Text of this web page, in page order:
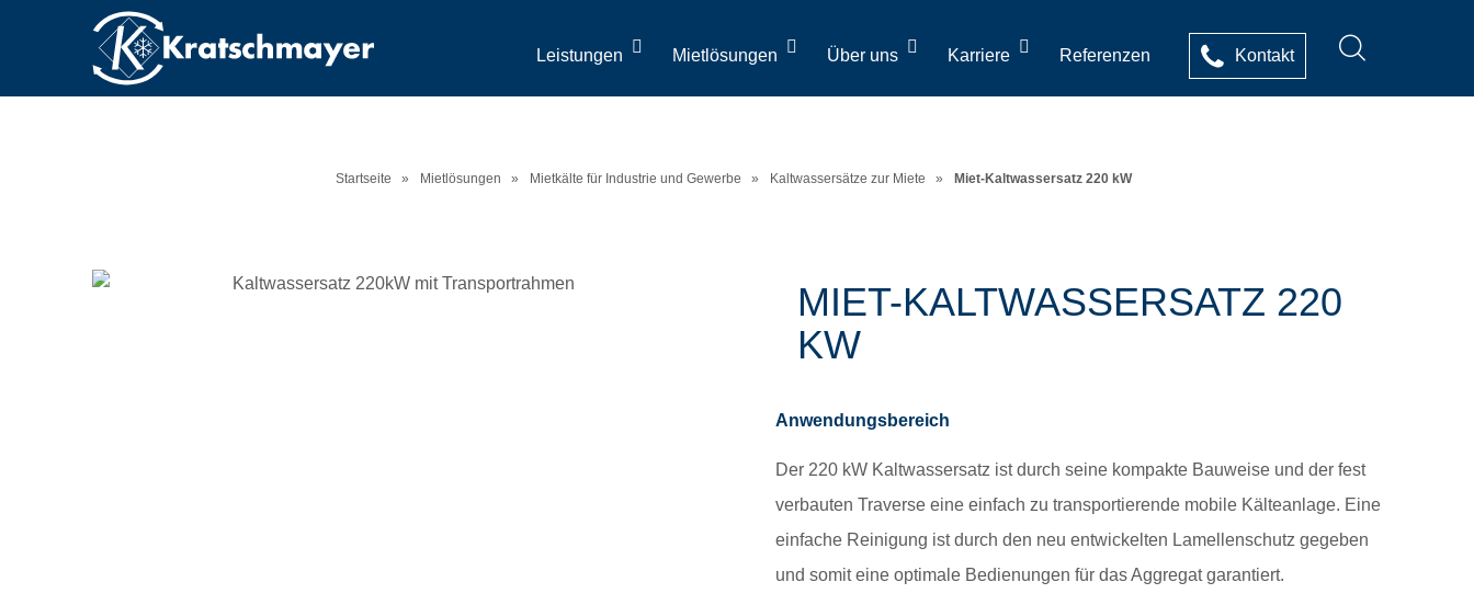
Leistungen Mietlösungen Über uns Karriere Referenzen Kontakt
Startseite » Mietlösungen » Mietkälte für Industrie und Gewerbe » Kaltwassersätze zur Miete » Miet-Kaltwassersatz 220 kW
MIET-KALTWASSERSATZ 220
KW
Anwendungsbereich
Der 220 kW Kaltwassersatz ist durch seine kompakte Bauweise und der fest
verbauten Traverse eine einfach zu transportierende mobile Kälteanlage. Eine
einfache Reinigung ist durch den neu entwickelten Lamellenschutz gegeben
und somit eine optimale Bedienungen für das Aggregat garantiert.